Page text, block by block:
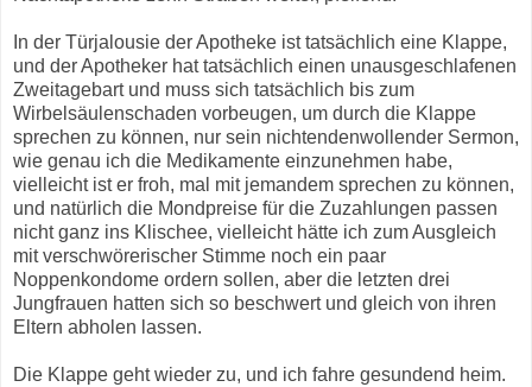
In der Türjalousie der Apotheke ist tatsächlich eine Klappe,
und der Apotheker hat tatsächlich einen unausgeschlafenen
Zweitagebart und muss sich tatsächlich bis zum
Wirbelsäulenschaden vorbeugen, um durch die Klappe
sprechen zu können, nur sein nichtendenwollender Sermon,
wie genau ich die Medikamente einzunehmen habe,
vielleicht ist er froh, mal mit jemandem sprechen zu können,
und natürlich die Mondpreise für die Zuzahlungen passen
nicht ganz ins Klischee, vielleicht hätte ich zum Ausgleich
mit verschwörerischer Stimme noch ein paar
Noppenkondome ordern sollen, aber die letzten drei
Jungfrauen hatten sich so beschwert und gleich von ihren
Eltern abholen lassen.
Die Klappe geht wieder zu, und ich fahre gesundend heim.